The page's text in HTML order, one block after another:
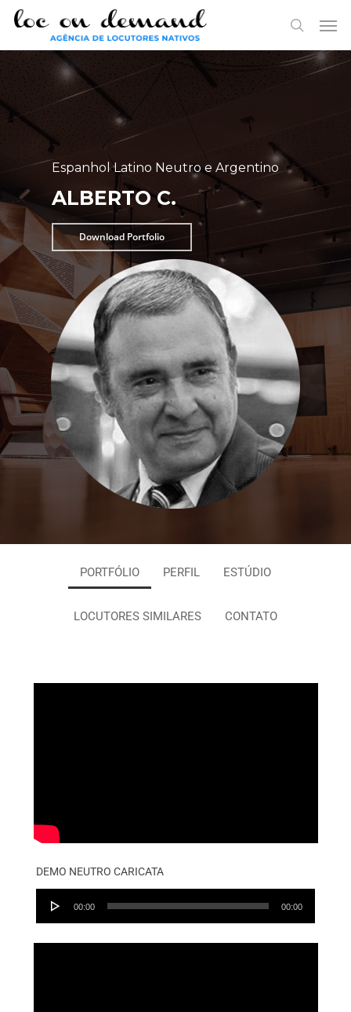
Skip
main
search
Espanhol Latino Neutro e Argentino
ALBERTO C.
Download Portfolio
PORTFÓLIO PERFIL ESTÚDIO
LOCUTORES SIMILARES CONTATO
DEMO NEUTRO CARICATA
Audio
00:00 00:00